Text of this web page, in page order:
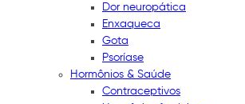
Dor neuropática
Enxaqueca
Gota
Psoríase
Hormônios & Saúde
Contraceptivos